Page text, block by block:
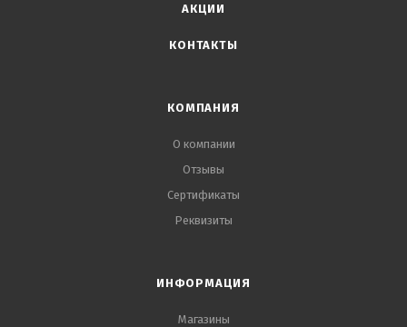
АКЦИИ
КОНТАКТЫ
КОМПАНИЯ
О компании
Отзывы
Сертификаты
Реквизиты
ИНФОРМАЦИЯ
Магазины